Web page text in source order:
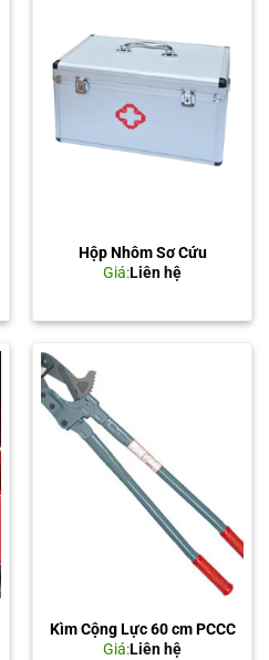
Hộp Nhôm Sơ Cứu
Giá:Liên hệ
Kìm Cộng Lực 60 cm PCCC
Giá:Liên hệ